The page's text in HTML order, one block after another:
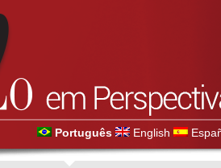
Português English